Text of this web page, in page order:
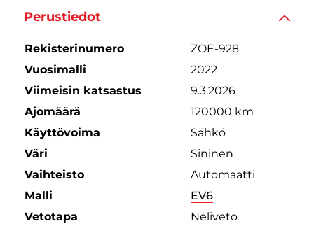
Perustiedot
Rekisterinumero
ZOE-928
Vuosimalli
2022
Viimeisin katsastus
9.3.2026
Ajomäärä
120000 km
Käyttövoima
Sähkö
Väri
Sininen
Vaihteisto
Automaatti
Malli
EV6
Vetotapa
Neliveto